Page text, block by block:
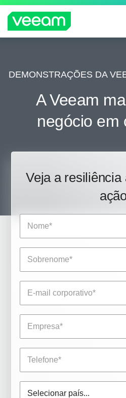
pela atualização de
DEMONSTRAÇÕES DA
A Veeam
negócio em
Veja a resiliência